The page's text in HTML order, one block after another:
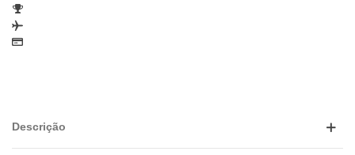
Descrição